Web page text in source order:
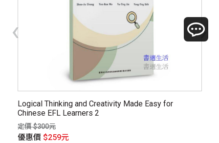
Logical Thinking and Creativity Made Easy for
Chinese EFL Learners 2
定價 $300元
優惠價 $259元
‹ ›